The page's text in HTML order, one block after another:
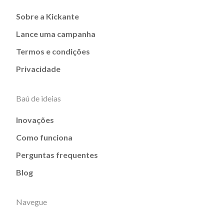
Sobre a Kickante
Lance uma campanha
Termos e condições
Privacidade
Baú de ideias
Inovações
Como funciona
Perguntas frequentes
Blog
Navegue